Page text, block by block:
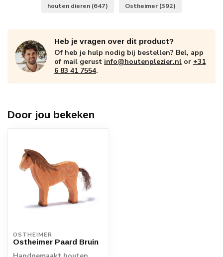
houten dieren (647) Ostheimer (392)
Heb je vragen over dit product?
Of heb je hulp nodig bij bestellen? Bel, app
of mail gerust info@houtenplezier.nl or +31
6 83 41 7554.
Door jou bekeken
OSTHEIMER
Ostheimer Paard Bruin